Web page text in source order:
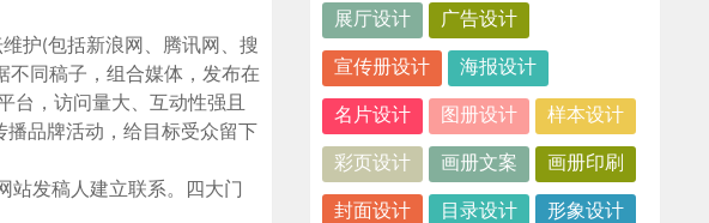
护(包括新浪网、腾讯网、搜
不同稿子，组合媒体，发布在
台，访问量大、互动性强且
品牌活动，给目标受众留下
发稿人建立联系。四大门
展厅设计 广告设计
宣传册设计 海报设计
名片设计 图册设计 样本设计
彩页设计 画册文案 画册印刷
封面设计 目录设计 形象设计